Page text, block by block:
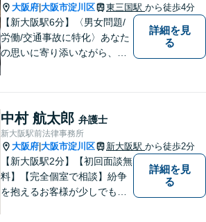
大阪府 大阪市淀川区 東三国駅 から徒歩4分
【新大阪駅6分】〈男女問題/
労働/交通事故に特化〉あなた
の思いに寄り添いながら、明
据えた解決を目指します。
【メール・電話面談可】【東
三国駅4分】
詳細を見
る
中村 航太郎 弁護士
新大阪駅前法律事務所
大阪府 大阪市淀川区 新大阪駅 から徒歩2分
【新大阪駅2分】【初回面談無
料】【完全個室で相談】紛争
を抱えるお客様が少しでも早
詳細を見
る